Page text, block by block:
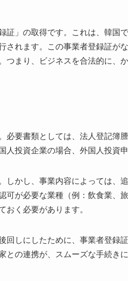
」の取得です。これは、韓国
されます。この事業者登録証が
まり、ビジネスを合法的に、
要書類としては、法人登記簿
投資企業の場合、外国人投資
かし、事業内容によっては、
可が必要な業種（例：飲食業、
く必要があります。
しにしたために、事業者登録
の連携が、スムーズな手続きに